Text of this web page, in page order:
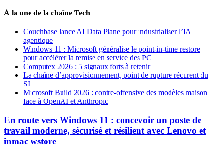
À la une de la chaîne Tech
Couchbase lance AI Data Plane pour industrialiser l’IA
agentique
Windows 11 : Microsoft généralise le point-in-time restore
pour accélérer la remise en service des PC
Computex 2026 : 5 signaux forts à retenir
La chaîne d’approvisionnement, point de rupture récurent du
SI
Microsoft Build 2026 : contre-offensive des modèles maison
face à OpenAI et Anthropic
En route vers Windows 11 : concevoir un poste de
travail moderne, sécurisé et résilient avec Lenovo et
inmac wstore